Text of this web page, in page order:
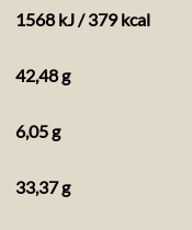
1568 kJ / 379 kcal
42,48 g
6,05 g
33,37 g